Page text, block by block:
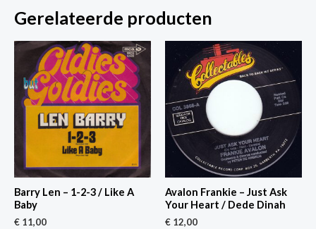
Now
aantal
Gerelateerde producten
Barry Len – 1-2-3 / Like A
Baby
€ 11,00
Avalon Frankie – Just Ask
Your Heart / Dede Dinah
€ 12,00